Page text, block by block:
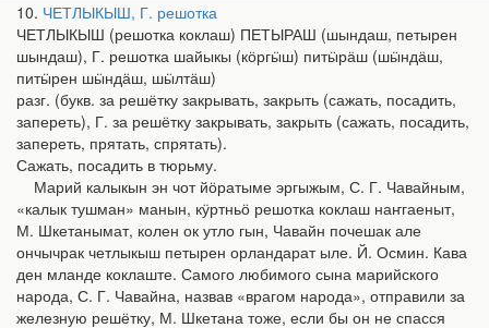
10 ЧЕТЛЫКЫШ, Г. решотка
ЧЕТЛЫКЫШ (решотка коклаш) ПЕТЫРАШ (шындаш, петырен
шындаш), Г. решотка шайыкы (кӧргӹш) питӹрӓш (шӹндӓш,
питӹрен шӹндӓш, шӹлтӓш)
разг. (букв. за решётку закрывать, закрыть (сажать, посадить,
запереть), Г. за решётку закрывать, закрыть (сажать, посадить,
запереть, прятать, спрятать).
Сажать, посадить в тюрьму.
Марий калыкын эн чот йӧратыме эргыжым, С. Г. Чавайным,
«калык тушман» манын, кӱртньӧ решотка коклаш наҥгаеныт,
М. Шкетанымат, колен ок утло гын, Чавайн почешак але
ончычрак четлыкыш петырен орландарат ыле. Й. Осмин. Кава
ден мланде коклаште. Самого любимого сына марийского
народа, С. Г. Чавайна, назвав «врагом народа», отправили за
железную решётку, М. Шкетана тоже, если бы он не спасся